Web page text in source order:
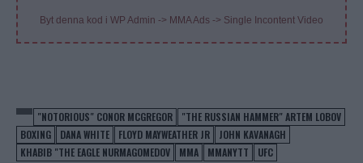
Byt denna kod i WP Admin -> MMA Ads -> Single Incontent Video
"NOTORIOUS" CONOR MCGREGOR
"THE RUSSIAN HAMMER" ARTEM LOBOV
BOXING
DANA WHITE FLOYD MAYWEATHER JR
JOHN KAVANAGH
KHABIB "THE EAGLE NURMAGOMEDOV
MMA MMANYTT UFC